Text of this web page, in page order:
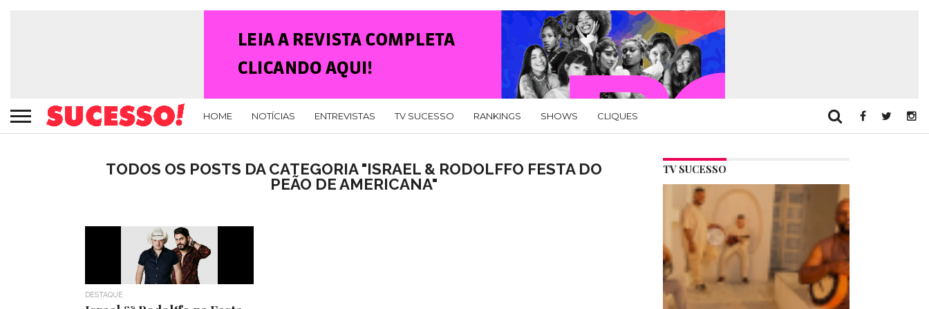
HOME NOTÍCIAS ENTREVISTAS TV SUCESSO RANKINGS SHOWS CLIQUES
TODOS OS POSTS DA CATEGORIA "ISRAEL & RODOLFFO FESTA DO
PEÃO DE AMERICANA"
DESTAQUE
TV SUCESSO